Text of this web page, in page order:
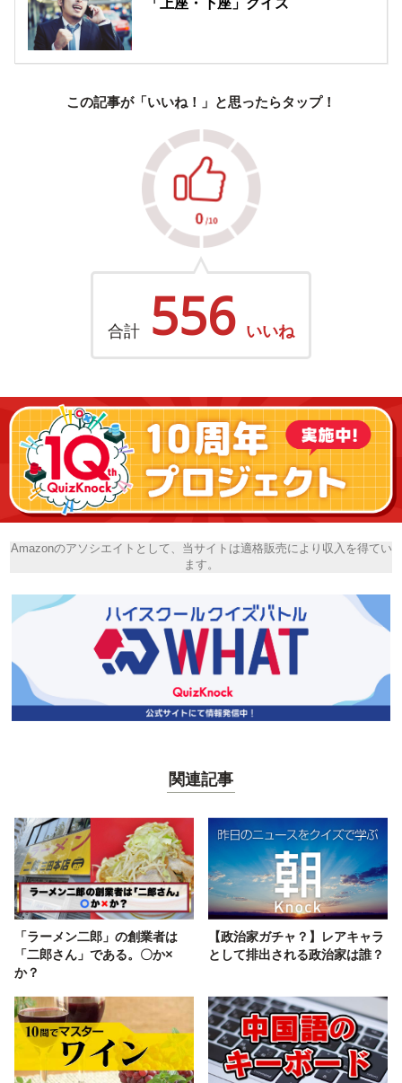
「上座・下座」クイズ
この記事が「いいね！」と思ったらタップ！
合計 556 いいね
Amazonのアソシエイトとして、当サイトは適格販売により収入を得てい
ます。
関連記事
「ラーメン二郎」の創業者は
「二郎さん」である。〇か×
か？
【政治家ガチャ？】レアキャラ
として排出される政治家は誰？